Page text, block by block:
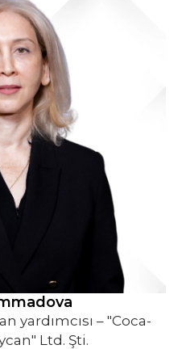
yardımcısı – "Coca-
Ltd. Şti.